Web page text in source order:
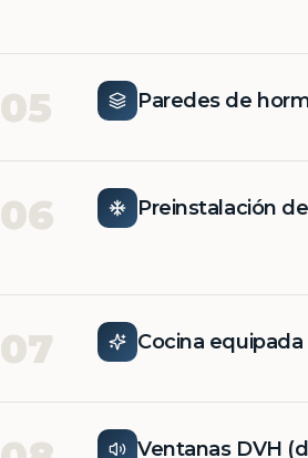
05 Paredes de
06 Preinstalación
07 Cocina equipada
Ventanas DVH